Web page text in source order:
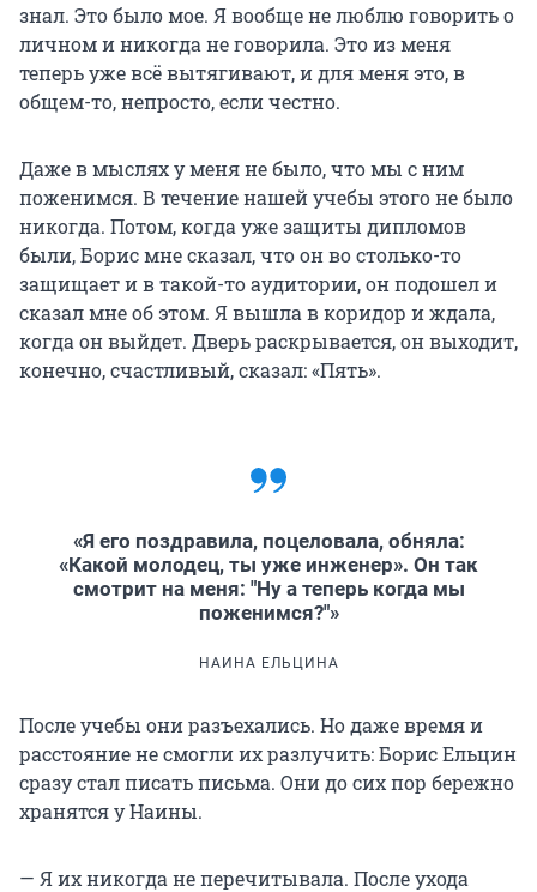
знал. Это было мое. Я вообще не люблю говорить о
личном и никогда не говорила. Это из меня
теперь уже всё вытягивают, и для меня это, в
общем-то, непросто, если честно.
Даже в мыслях у меня не было, что мы с ним
поженимся. В течение нашей учебы этого не было
никогда. Потом, когда уже защиты дипломов
были, Борис мне сказал, что он во столько-то
защищает и в такой-то аудитории, он подошел и
сказал мне об этом. Я вышла в коридор и ждала,
когда он выйдет. Дверь раскрывается, он выходит,
конечно, счастливый, сказал: «Пять».
«Я его поздравила, поцеловала, обняла:
«Какой молодец, ты уже инженер». Он так
смотрит на меня: "Ну а теперь когда мы
поженимся?"»
НАИНА ЕЛЬЦИНА
После учебы они разъехались. Но даже время и
расстояние не смогли их разлучить: Борис Ельцин
сразу стал писать письма. Они до сих пор бережно
хранятся у Наины.
— Я их никогда не перечитывала. После ухода